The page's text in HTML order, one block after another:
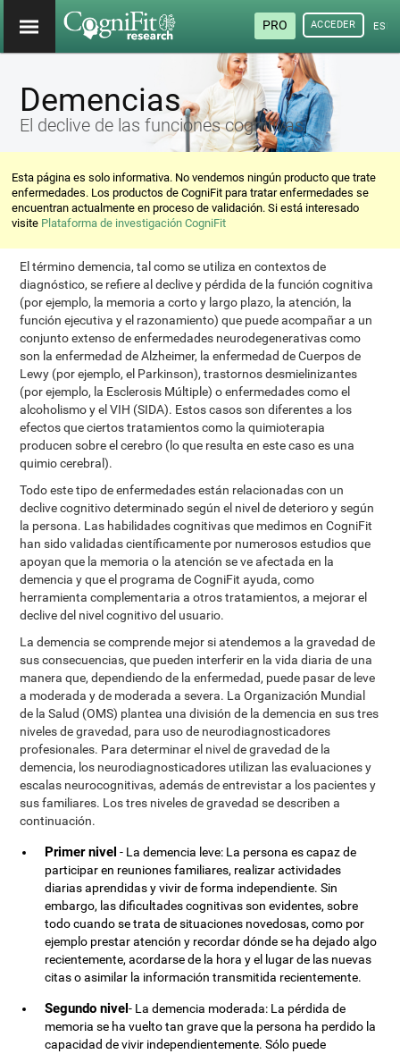
PRO ACCEDER
Demencias
El declive de las funciones cognitivas
Esta página es solo informativa. No vendemos ningún producto que trate
enfermedades. Los productos de CogniFit para tratar enfermedades se
encuentran actualmente en proceso de validación. Si está interesado
visite Plataforma de investigación CogniFit
El término demencia, tal como se utiliza en contextos de
diagnóstico, se refiere al declive y pérdida de la función cognitiva
(por ejemplo, la memoria a corto y largo plazo, la atención, la
función ejecutiva y el razonamiento) que puede acompañar a un
conjunto extenso de enfermedades neurodegenerativas como
son la enfermedad de Alzheimer, la enfermedad de Cuerpos de
Lewy (por ejemplo, el Parkinson), trastornos desmielinizantes
(por ejemplo, la Esclerosis Múltiple) o enfermedades como el
alcoholismo y el VIH (SIDA). Estos casos son diferentes a los
efectos que ciertos tratamientos como la quimioterapia
producen sobre el cerebro (lo que resulta en este caso es una
quimio cerebral).
Todo este tipo de enfermedades están relacionadas con un
declive cognitivo determinado según el nivel de deterioro y según
la persona. Las habilidades cognitivas que medimos en CogniFit
han sido validadas científicamente por numerosos estudios que
apoyan que la memoria o la atención se ve afectada en la
demencia y que el programa de CogniFit ayuda, como
herramienta complementaria a otros tratamientos, a mejorar el
declive del nivel cognitivo del usuario.
La demencia se comprende mejor si atendemos a la gravedad de
sus consecuencias, que pueden interferir en la vida diaria de una
manera que, dependiendo de la enfermedad, puede pasar de leve
a moderada y de moderada a severa. La Organización Mundial
de la Salud (OMS) plantea una división de la demencia en sus tres
niveles de gravedad, para uso de neurodiagnosticadores
profesionales. Para determinar el nivel de gravedad de la
demencia, los neurodiagnosticadores utilizan las evaluaciones y
escalas neurocognitivas, además de entrevistar a los pacientes y
sus familiares. Los tres niveles de gravedad se describen a
continuación.
Primer nivel - La demencia leve: La persona es capaz de
participar en reuniones familiares, realizar actividades
diarias aprendidas y vivir de forma independiente. Sin
embargo, las dificultades cognitivas son evidentes, sobre
todo cuando se trata de situaciones novedosas, como por
ejemplo prestar atención y recordar dónde se ha dejado algo
recientemente, acordarse de la hora y el lugar de las nuevas
citas o asimilar la información transmitida recientemente.
Segundo nivel- La demencia moderada: La pérdida de
memoria se ha vuelto tan grave que la persona ha perdido la
capacidad de vivir independientemente. Sólo puede